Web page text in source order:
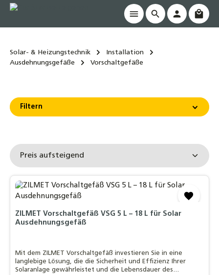
springen
Solar- & Heizungstechnik
Installation
Ausdehnungsgefäße
Vorschaltgefäße
Filtern
ZILMET Vorschaltgefäß VSG 5 L – 18 L für Solar
Ausdehnungsgefäß
Mit dem ZILMET Vorschaltgefäß investieren Sie in eine
langlebige Lösung, die die Sicherheit und Effizienz Ihrer
Solaranlage gewährleistet und die Lebensdauer des